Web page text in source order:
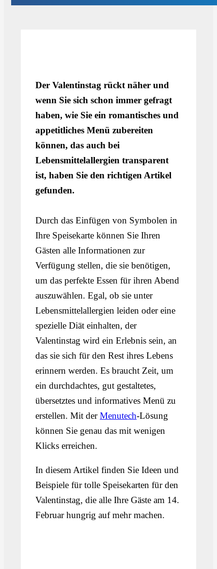
Der Valentinstag rückt näher und
wenn Sie sich schon immer gefragt
haben, wie Sie ein romantisches und
appetitliches Menü zubereiten
können, das auch bei
Lebensmittelallergien transparent
ist, haben Sie den richtigen Artikel
gefunden.
Durch das Einfügen von Symbolen in
Ihre Speisekarte können Sie Ihren
Gästen alle Informationen zur
Verfügung stellen, die sie benötigen,
um das perfekte Essen für ihren Abend
auszuwählen. Egal, ob sie unter
Lebensmittelallergien leiden oder eine
spezielle Diät einhalten, der
Valentinstag wird ein Erlebnis sein, an
das sie sich für den Rest ihres Lebens
erinnern werden. Es braucht Zeit, um
ein durchdachtes, gut gestaltetes,
übersetztes und informatives Menü zu
erstellen. Mit derMenutech-Lösung
können Sie genau das mit wenigen
Klicks erreichen.
In diesem Artikel finden Sie Ideen und
Beispiele für tolle Speisekarten für den
Valentinstag, die alle Ihre Gäste am 14.
Februar hungrig auf mehr machen.